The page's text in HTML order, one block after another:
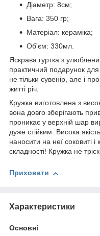
Діаметр: 8см;
Вага: 350 гр;
Матеріал: кераміка;
Об'єм: 330мл.
Яскрава гуртка з
практичний подарунок
не тільки сувенір, але і
житті річ.
Кружка виготовлена з
вона довго зберігають
проникає у верхній шар
дуже стійким. Висока
наносити на неї соковиті
складності! Кружка не
Приховати
Характеристики
Основні